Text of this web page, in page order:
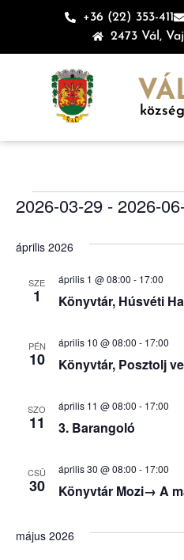
+36 (22) 353-411
2473 Vál,
2026-03-29 - 2026-
április 2026
SZE
1 Könyvtár, Húsvéti
április 1 @ 08:00 - 17:00
PÉN
10 Könyvtár, Posztolj
április 10 @ 08:00 - 17:00
SZO
11 3. Barangoló
április 11 @ 08:00 - 17:00
CSÜ
30 Könyvtár Mozi→ A
április 30 @ 08:00 - 17:00
május 2026